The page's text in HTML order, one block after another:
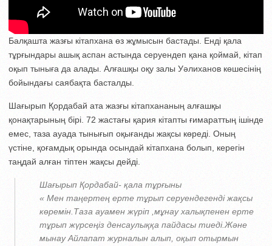
Балқашта жазғы кітапхана өз жұмысын бастады. Енді қала
тұрғындары ашық аспан астында серуендеп қана қоймай, кітап
оқып тыныға да алады. Алғашқы оқу залы Уәлиханов көшесінің
бойындағы саябақта басталды.
Шағырып Қордабай ата жазғы кітапхананың алғашқы
қонақтарының бірі. 72 жастағы қария кітапты ғимараттың ішінде
емес, таза ауада тынығып оқығанды жақсы көреді. Оның
үстіне, қоғамдық орында осындай кітапхана болып, керегін
таңдай алған тіптен жақсы дейді.
Шағырып Қордабай- қала тұрғыны
« Мен таңертең ерте тұрып серуендегенді жақсы
көремін.Таза ауамен жүріп ,мұнау халықпенен ерте
тұрып жүрсеңіз денсаулыққа пайдасы тиеді.Және
мынау Айлапат журналын алып, оқып отырмын